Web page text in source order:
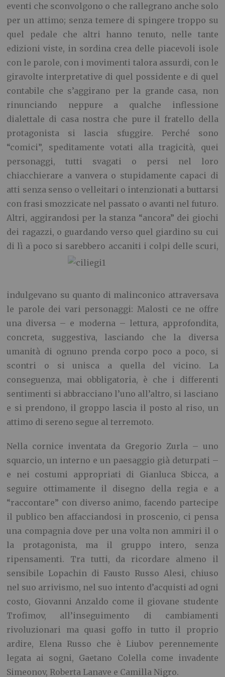
eventi che sconvolgono o che rallegrano anche solo
per un attimo; senza temere di spingere troppo su
quel pedale che altri hanno tenuto, nelle tante
edizioni viste, in sordina crea delle piacevoli isole
con le parole, con i movimenti talora assurdi, con le
giravolte interpretative di quel possidente e di quel
contabile che s’aggirano per la grande casa, non
rinunciando neppure a qualche inflessione
dialettale di casa nostra che pure il fratello della
protagonista si lascia sfuggire. Perché sono
“comici”, speditamente votati alla tragicità, quei
personaggi, tutti svagati o persi nel loro
chiacchierare a vanvera o stupidamente capaci di
atti senza senso o velleitari o intenzionati a buttarsi
con frasi smozzicate nel passato o avanti nel futuro.
Altri, aggirandosi per la stanza “ancora” dei giochi
dei ragazzi, o guardando verso quel giardino su cui
di lì a poco si sarebbero accaniti i colpi delle scuri,
indulgevano su quanto di malinconico attraversava
le parole dei vari personaggi: Malosti ce ne offre
una diversa – e moderna – lettura, approfondita,
concreta, suggestiva, lasciando che la diversa
umanità di ognuno prenda corpo poco a poco, si
scontri o si unisca a quella del vicino. La
conseguenza, mai obbligatoria, è che i differenti
sentimenti si abbracciano l’uno all’altro, si lasciano
e si prendono, il groppo lascia il posto al riso, un
attimo di sereno segue al terremoto.
Nella cornice inventata da Gregorio Zurla – uno
squarcio, un interno e un paesaggio già deturpati –
e nei costumi appropriati di Gianluca Sbicca, a
seguire ottimamente il disegno della regia e a
“raccontare” con diverso animo, facendo partecipe
il publico ben affacciandosi in proscenio, ci pensa
una compagnia dove per una volta non ammiri il o
la protagonista, ma il gruppo intero, senza
ripensamenti. Tra tutti, da ricordare almeno il
sensibile Lopachin di Fausto Russo Alesi, chiuso
nel suo arrivismo, nel suo intento d’acquisti ad ogni
costo, Giovanni Anzaldo come il giovane studente
Trofimov, all’inseguimento di cambiamenti
rivoluzionari ma quasi goffo in tutto il proprio
ardire, Elena Russo che è Liubov perennemente
legata ai sogni, Gaetano Colella come invadente
Simeonov, Roberta Lanave e Camilla Nigro.